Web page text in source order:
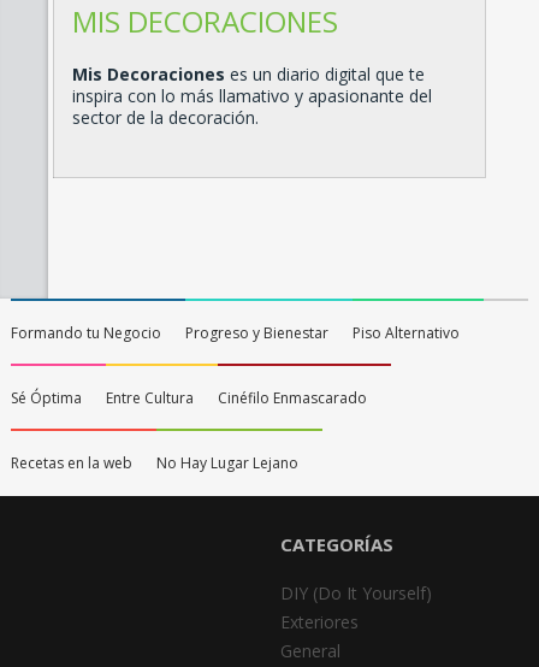
MIS DECORACIONES
Mis Decoraciones es un diario digital que te
inspira con lo más llamativo y apasionante del
sector de la decoración.
Formando tu Negocio Progreso y Bienestar Piso Alternativo
Sé Óptima Entre Cultura Cinéfilo Enmascarado
Recetas en la web No Hay Lugar Lejano
CATEGORÍAS
DIY (Do It Yourself)
Exteriores
General